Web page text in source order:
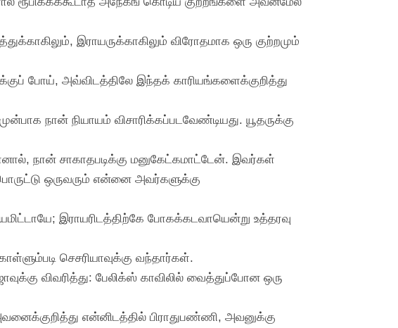
இராயருக்காகிலும் விரோதமாக ஒரு குற்றமும்
போய், அவ்விடத்திலே இந்தக் காரியங்களைக்குறித்து
நான் நியாயம் விசாரிக்கப்படவேண்டியது. யூதருக்கு
நான் சாகாதபடிக்கு மனுகேட்கமாட்டேன். இவர்கள்
ஒருவரும் என்னை அவர்களுக்கு
இராயரிடத்திற்கே போகக்கடவாயென்று உத்தரவு
செசரியாவுக்கு வந்தார்கள்.
விவரித்து: பேலிக்ஸ் காவிலில் வைத்துப்போன ஒரு
என்னிடத்தில் பிராதுபண்ணி, அவனுக்கு